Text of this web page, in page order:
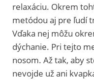
relaxáciu. Okrem
metódou aj pre ľudí
Vďaka nej môžu
dýchanie. Pri tejto
nosom. Až tak, aby
nevojde už ani